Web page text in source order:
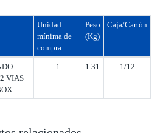
Unidad
mínima de
compra
Peso
(Kg)
Caja/Cartón
VIAS
1 1.31 1/12